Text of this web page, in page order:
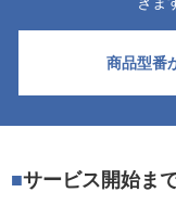
商品型番
サービス開始ま